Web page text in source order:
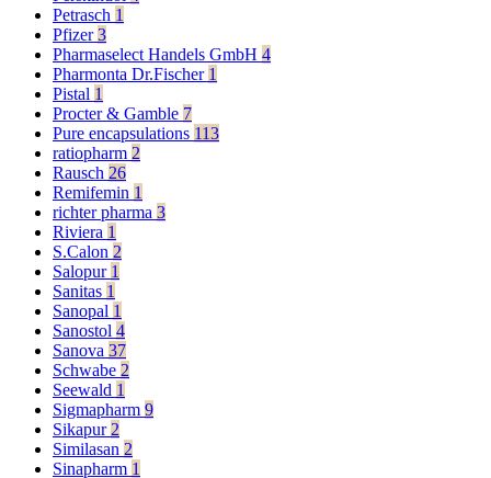
Petrasch 1
Pfizer3
Pharmaselect Handels GmbH 4
Pharmonta Dr.Fischer 1
Pistal 1
Procter & Gamble 7
Pure encapsulations 113
ratiopharm 2
Rausch 26
Remifemin 1
richter pharma 3
Riviera 1
S.Calon 2
Salopur 1
Sanitas 1
Sanopal 1
Sanostol 4
Sanova 37
Schwabe 2
Seewald 1
Sigmapharm 9
Sikapur 2
Similasan 2
Sinapharm 1